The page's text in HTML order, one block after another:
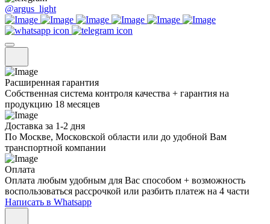
@argus_light
Расширенная гарантия
Собственная система контроля качества + гарантия на
продукцию 18 месяцев
Доставка за 1-2 дня
По Москве, Московской области или до удобной Вам
транспортной компании
Оплата
Оплата любым удобным для Вас способом + возможность
воспользоваться рассрочкой или разбить платеж на 4 части
Написать в Whatsapp